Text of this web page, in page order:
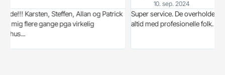
Steffen, Allan og Patrick
gange pga virkelig
10. sep. 2024
Super service. De overholder aftaler
altid med profesionelle folk. Kan